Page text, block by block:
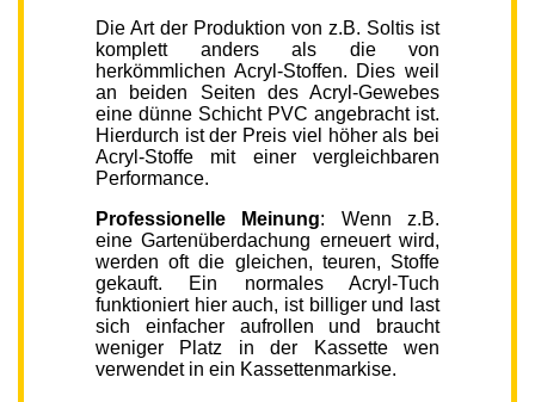
Die Art der Produktion von z.B. Soltis ist
komplett anders als die von
herkömmlichen Acryl-Stoffen. Dies weil
an beiden Seiten des Acryl-Gewebes
eine dünne Schicht PVC angebracht ist.
Hierdurch ist der Preis viel höher als bei
Acryl-Stoffe mit einer vergleichbaren
Performance.
Professionelle Meinung: Wenn z.B.
eine Gartenüberdachung erneuert wird,
werden oft die gleichen, teuren, Stoffe
gekauft. Ein normales Acryl-Tuch
funktioniert hier auch, ist billiger und last
sich einfacher aufrollen und braucht
weniger Platz in der Kassette wen
verwendet in ein Kassettenmarkise.